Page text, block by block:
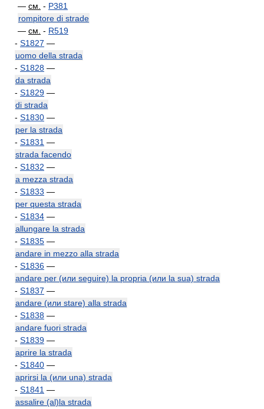
— см. - P381
rompitore di strade
— см. - R519
- S1827 —
uomo della strada
- S1828 —
da strada
- S1829 —
di strada
- S1830 —
per la strada
- S1831 —
strada facendo
- S1832 —
a mezza strada
- S1833 —
per questa strada
- S1834 —
allungare la strada
- S1835 —
andare in mezzo alla strada
- S1836 —
andare per (или seguire) la propria (или la sua) strada
- S1837 —
andare (или stare) alla strada
- S1838 —
andare fuori strada
- S1839 —
aprire la strada
- S1840 —
aprirsi la (или una) strada
- S1841 —
assalire (al)la strada